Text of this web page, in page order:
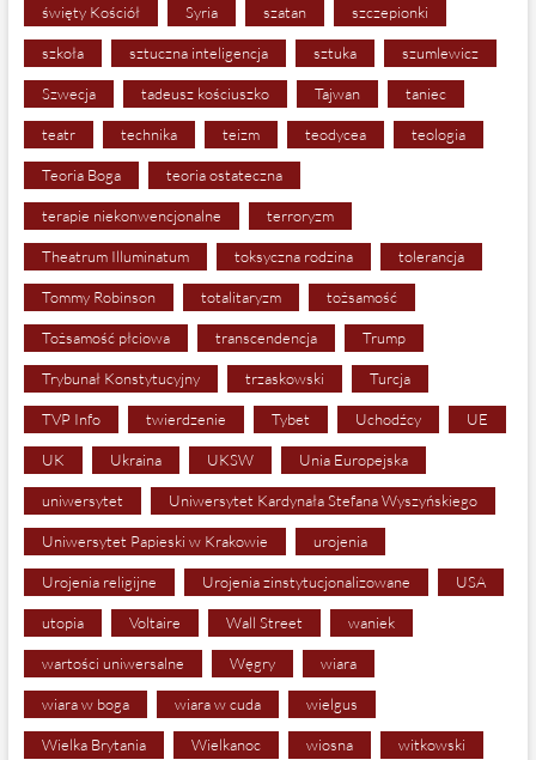
święty Kościół Syria szatan szczepionki
szkoła sztuczna inteligencja sztuka szumlewicz
Szwecja tadeusz kościuszko Tajwan taniec
teatr technika teizm teodycea teologia
Teoria Boga teoria ostateczna
terapie niekonwencjonalne terroryzm
Theatrum Illuminatum toksyczna rodzina tolerancja
Tommy Robinson totalitaryzm tożsamość
Tożsamość płciowa transcendencja Trump
Trybunał Konstytucyjny trzaskowski Turcja
TVP Info twierdzenie Tybet Uchodźcy UE
UK Ukraina UKSW Unia Europejska
uniwersytet Uniwersytet Kardynała Stefana Wyszyńskiego
Uniwersytet Papieski w Krakowie urojenia
Urojenia religijne Urojenia zinstytucjonalizowane USA
utopia Voltaire Wall Street waniek
wartości uniwersalne Węgry wiara
wiara w boga wiara w cuda wielgus
Wielka Brytania Wielkanoc wiosna witkowski